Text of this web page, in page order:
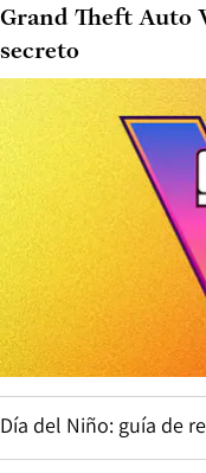
Grand Theft Auto
secreto
Día del Niño: guía de